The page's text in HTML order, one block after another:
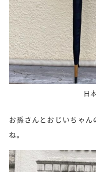
日
お孫さんとおじいちゃん
ね。